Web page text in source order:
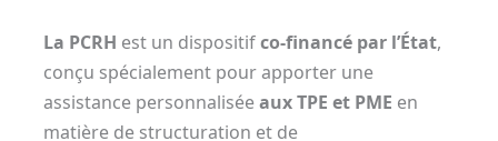
La PCRH est un dispositifco-financé par l’État,
conçu spécialement pour apporter une
assistance personnaliséeaux TPE et PME en
matière de structuration et de